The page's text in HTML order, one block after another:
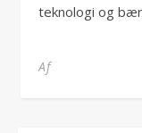
teknologi og
Af